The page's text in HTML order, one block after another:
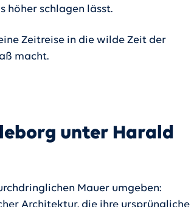
höher schlagen lässt.
Zeitreise in die wilde Zeit der
macht.
unter Harald
Mauer umgeben: